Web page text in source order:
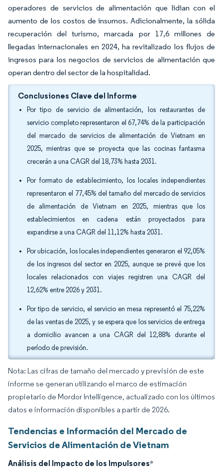
operadores de servicios de alimentación que lidian con el
aumento de los costos de insumos. Adicionalmente, la sólida
recuperación del turismo, marcada por 17,6 millones de
llegadas internacionales en 2024, ha revitalizado los flujos de
ingresos para los negocios de servicios de alimentación que
operan dentro del sector de la hospitalidad.
Conclusiones Clave del Informe
Por tipo de servicio de alimentación, los restaurantes de
servicio completo representaron el 67,74% de la participación
del mercado de servicios de alimentación de Vietnam en
2025, mientras que se proyecta que las cocinas fantasma
crecerán a una CAGR del 18,73% hasta 2031.
Por formato de establecimiento, los locales independientes
representaron el 77,45% del tamaño del mercado de servicios
de alimentación de Vietnam en 2025, mientras que los
establecimientos en cadena están proyectados para
expandirse a una CAGR del 11,12% hasta 2031.
Por ubicación, los locales independientes generaron el 92,05%
de los ingresos del sector en 2025, aunque se prevé que los
locales relacionados con viajes registren una CAGR del
12,62% entre 2026 y 2031.
Por tipo de servicio, el servicio en mesa representó el 75,22%
de las ventas de 2025, y se espera que los servicios de entrega
a domicilio avancen a una CAGR del 12,88% durante el
período de previsión.
Nota: Las cifras de tamaño del mercado y previsión de este
informe se generan utilizando el marco de estimación
propietario de Mordor Intelligence, actualizado con los últimos
datos e información disponibles a partir de 2026.
Tendencias e Información del Mercado de
Servicios de Alimentación de Vietnam
Análisis del Impacto de los Impulsores*